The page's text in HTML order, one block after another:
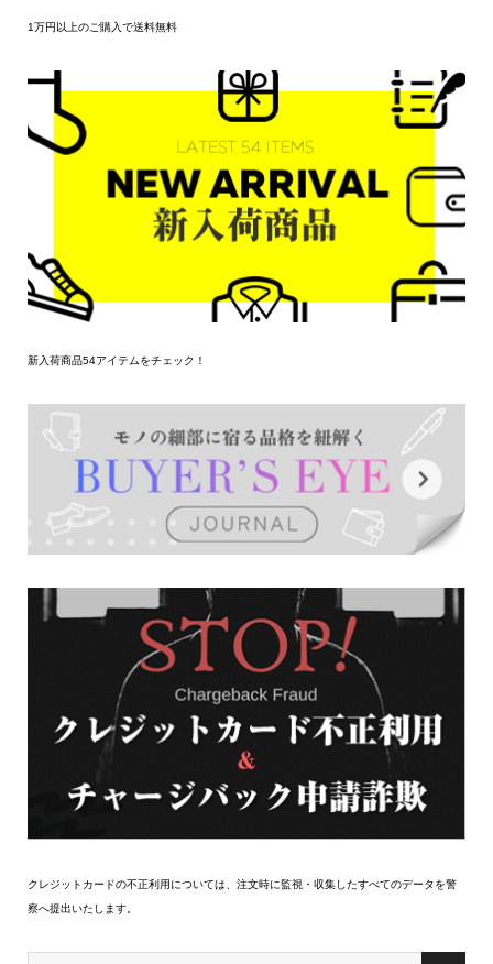
1万円以上のご購入で送料無料
新入荷商品54アイテムをチェック！
クレジットカードの不正利用については、注文時に監視・収集したすべてのデータを警
察へ提出いたします。